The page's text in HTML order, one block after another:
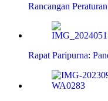
Rancangan
Rapat Paripurna: